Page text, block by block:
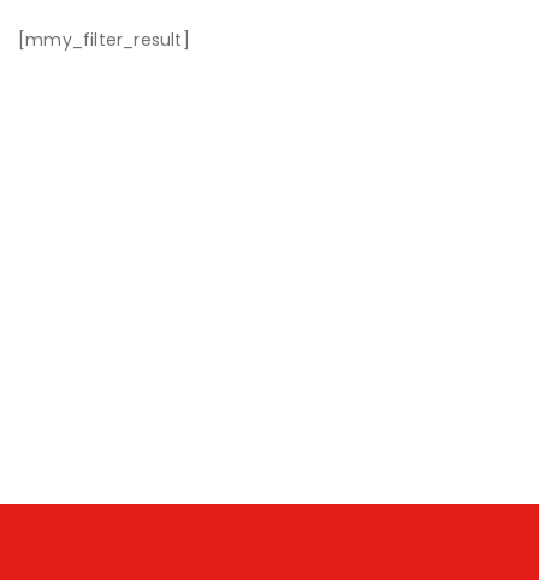
[mmy_filter_result]